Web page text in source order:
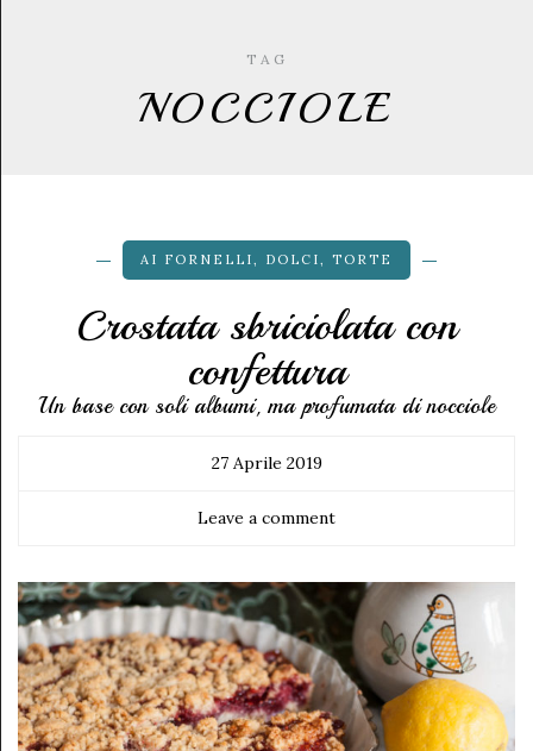
TAG
NOCCIOLE
AI FORNELLI , DOLCI , TORTE
Crostata sbriciolata con
confettura
Un base con soli albumi, ma profumata di nocciole
27 Aprile 2019
Leave a comment